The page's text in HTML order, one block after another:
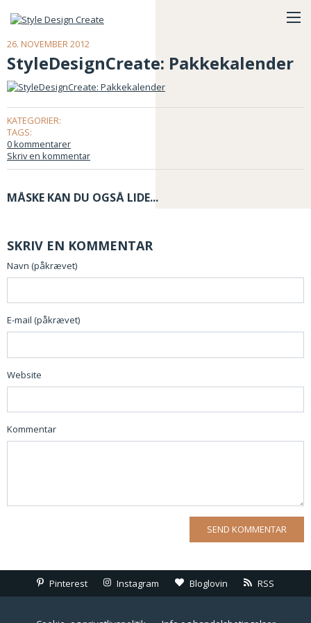
26. NOVEMBER 2012
StyleDesignCreate: Pakkekalender
KATEGORIER:
TAGS:
0 kommentarer
Skriv en kommentar
MÅSKE KAN DU OGSÅ LIDE...
SKRIV EN KOMMENTAR
Navn (påkrævet)
E-mail (påkrævet)
Website
Kommentar
Pinterest Instagram Bloglovin RSS